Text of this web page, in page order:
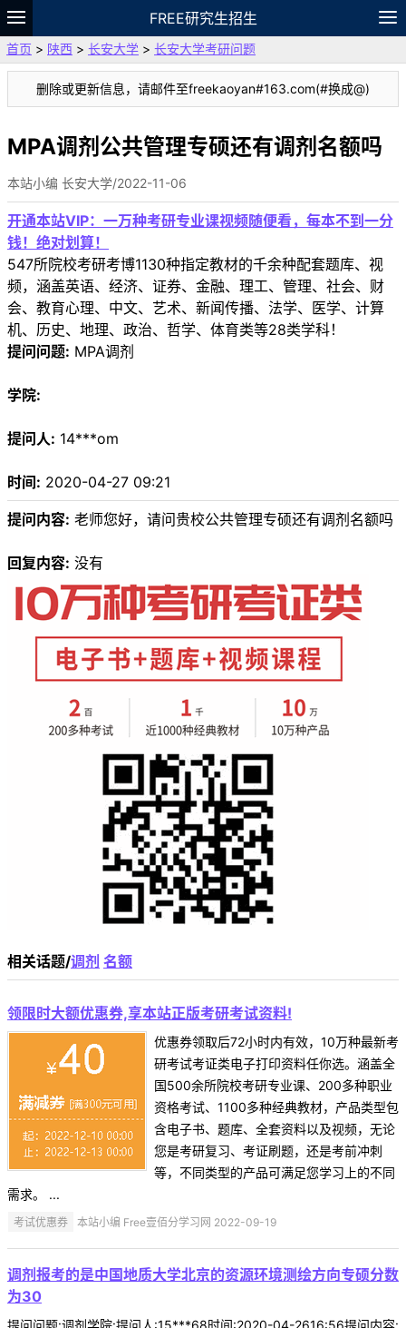
FREE研究生招生
题库
故事 专题 APP 笔记
VIP
资料
首页 > 陕西 > 长安大学 > 长安大学考研问题
删除或更新信息，请邮件至freekaoyan#163.com(#换成@)
MPA调剂公共管理专硕还有调剂名额吗
本站小编 长安大学/2022-11-06
开通本站VIP：一万种考研专业课视频随便看，每本不到一分
钱！绝对划算！
547所院校考研考博1130种指定教材的千余种配套题库、视
频，涵盖英语、经济、证券、金融、理工、管理、社会、财
会、教育心理、中文、艺术、新闻传播、法学、医学、计算
机、历史、地理、政治、哲学、体育类等28类学科！
提问问题: MPA调剂
学院:
提问人: 14***om
时间: 2020-04-27 09:21
提问内容: 老师您好，请问贵校公共管理专硕还有调剂名额吗
回复内容: 没有
相关话题/调剂 名额
领限时大额优惠券,享本站正版考研考试资料!
优惠券领取后72小时内有效，10万种最新考
研考试考证类电子打印资料任你选。涵盖全
国500余所院校考研专业课、200多种职业
资格考试、1100多种经典教材，产品类型包
含电子书、题库、全套资料以及视频，无论
您是考研复习、考证刷题，还是考前冲刺
等，不同类型的产品可满足您学习上的不同
需求。 ...
考试优惠券 本站小编 Free壹佰分学习网 2022-09-19
调剂报考的是中国地质大学北京的资源环境测绘方向专硕分数
为30
提问问题:调剂学院:提问人:15***68时间:2020-04-2616:56提问内容: